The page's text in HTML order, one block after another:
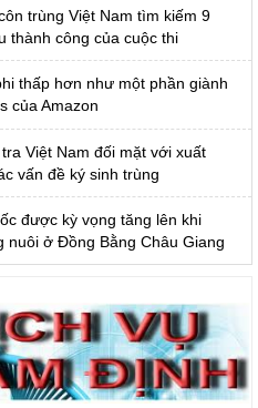
trùng Việt Nam tìm kiếm 9
thành công của cuộc thi
thấp hơn như một phần giành
của Amazon
Việt Nam đối mặt với xuất
vấn đề ký sinh trùng
được kỳ vọng tăng lên khi
nuôi ở Đồng Bằng Châu Giang